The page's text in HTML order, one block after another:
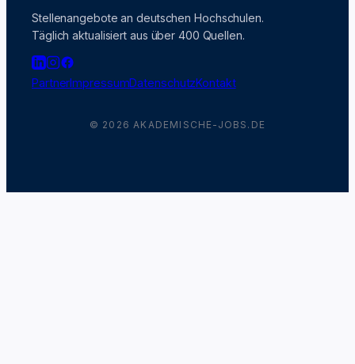
Stellenangebote an deutschen Hochschulen.
Täglich aktualisiert aus über 400 Quellen.
PartnerImpressumDatenschutzKontakt
© 2026 AKADEMISCHE-JOBS.DE